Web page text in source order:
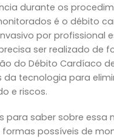
durante os
é o débito
por profissional
ser realizado de
do Débito Cardíaco
da tecnologia para
e riscos.
para saber sobre
formas possíveis de